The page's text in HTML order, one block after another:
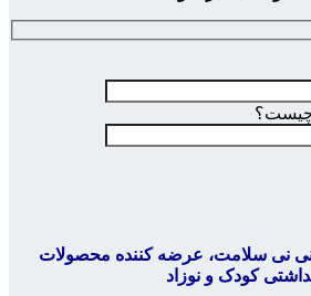
چیست؟
نی نی سلامت، عرضه کننده محصولات
کودک و نوزاد